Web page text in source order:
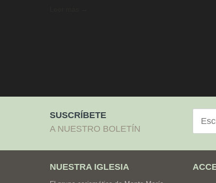
SUSCRÍBETE
A NUESTRO BOLETÍN
NUESTRA IGLESIA